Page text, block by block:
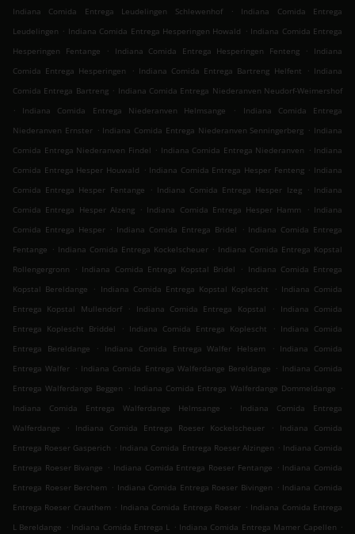
Indiana Comida Entrega Leudelingen Schlewenhof
.
Indiana Comida Entrega
Leudelingen . Indiana Comida Entrega Hesperingen Howald . Indiana Comida Entrega
Hesperingen Fentange
. Indiana Comida Entrega Hesperingen Fenteng .
Indiana
Comida Entrega Hesperingen
. Indiana Comida Entrega Bartreng Helfent . Indiana
Comida Entrega Bartreng . Indiana Comida Entrega Niederanven Neudorf-Weimershof
.
Indiana Comida Entrega Niederanven Helmsange .
Indiana Comida Entrega
Niederanven Ernster . Indiana Comida Entrega Niederanven Senningerberg . Indiana
Comida Entrega Niederanven Findel . Indiana Comida Entrega Niederanven . Indiana
Comida Entrega Hesper Houwald . Indiana Comida Entrega Hesper Fenteng . Indiana
Comida Entrega Hesper Fentange
. Indiana Comida Entrega Hesper Izeg . Indiana
Comida Entrega Hesper Alzeng . Indiana Comida Entrega Hesper Hamm . Indiana
Comida Entrega Hesper . Indiana Comida Entrega Bridel . Indiana Comida Entrega
Fentange . Indiana Comida Entrega Kockelscheuer . Indiana Comida Entrega Kopstal
Rollengergronn
. Indiana Comida Entrega Kopstal Bridel . Indiana Comida Entrega
Kopstal Bereldange
. Indiana Comida Entrega Kopstal Koplescht . Indiana Comida
Entrega Kopstal Mullendorf
. Indiana Comida Entrega Kopstal .
Indiana Comida
Entrega Koplescht Briddel
. Indiana Comida Entrega Koplescht . Indiana Comida
Entrega Bereldange
. Indiana Comida Entrega Walfer Helsem . Indiana Comida
Entrega Walfer . Indiana Comida Entrega Walferdange Bereldange . Indiana Comida
Entrega Walferdange Beggen
. Indiana Comida Entrega Walferdange Dommeldange .
Indiana Comida Entrega Walferdange Helmsange
.
Indiana Comida Entrega
Walferdange
. Indiana Comida Entrega Roeser Kockelscheuer .
Indiana Comida
Entrega Roeser Gasperich . Indiana Comida Entrega Roeser Alzingen . Indiana Comida
Entrega Roeser Bivange . Indiana Comida Entrega Roeser Fentange . Indiana Comida
Entrega Roeser Berchem . Indiana Comida Entrega Roeser Bivingen . Indiana Comida
Entrega Roeser Crauthem . Indiana Comida Entrega Roeser . Indiana Comida Entrega
L Bereldange . Indiana Comida Entrega L . Indiana Comida Entrega Mamer Capellen .